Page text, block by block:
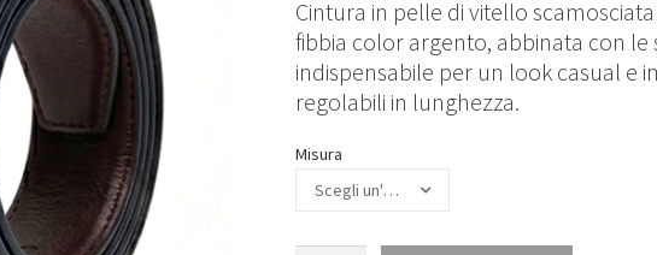
Cintura in pelle di vitello
fibbia color argento, abbinata con le
indispensabile per un look casual e
regolabili in lunghezza.
Misura
Scegli un'opzione